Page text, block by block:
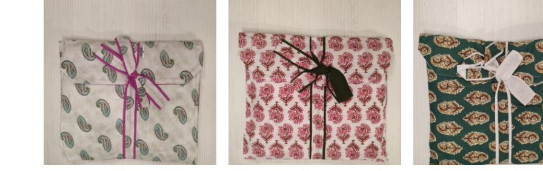
múltiples
variantes.
Las
opciones
se
elegir